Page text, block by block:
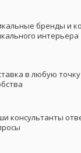
бренды и
интерьера
в любую
консультанты